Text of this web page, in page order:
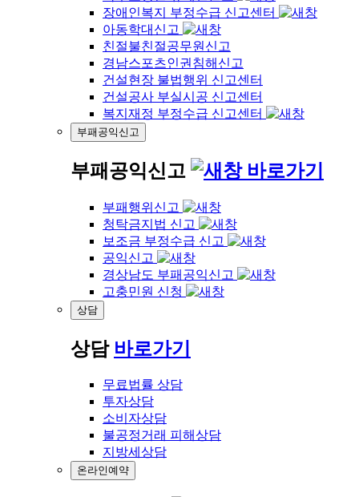
장애인복지 부정수급 신고센터
아동학대신고
친절불친절공무원신고
경남스포츠인권침해신고
건설현장 불법행위 신고센터
건설공사 부실시공 신고센터
복지재정 부정수급 신고센터
부패공익신고
부패공익신고 바로가기
부패행위신고
청탁금지법 신고
보조금 부정수급 신고
공익신고
경상남도 부패공익신고
고충민원 신청
상담
상담 바로가기
무료법률 상담
투자상담
소비자상담
불공정거래 피해상담
지방세상담
온라인예약